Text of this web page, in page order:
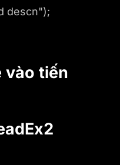
descn");
vào tiến